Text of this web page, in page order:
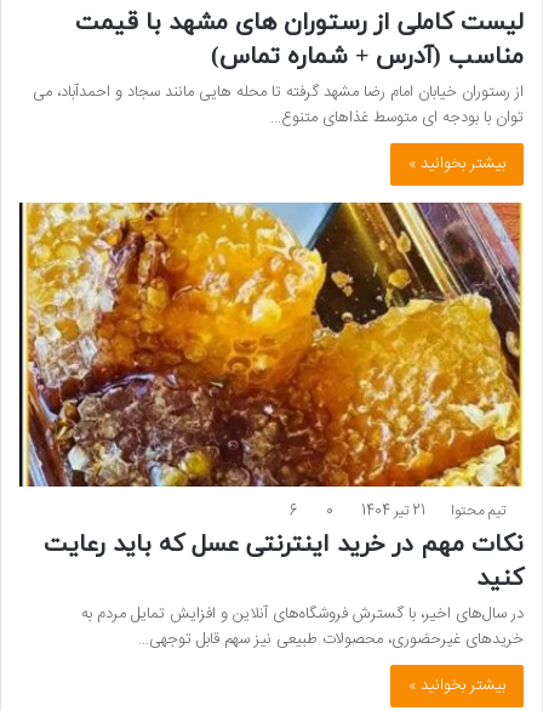
لیست کاملی از رستوران های مشهد با قیمت
مناسب (آدرس + شماره تماس)
از رستوران خیابان امام رضا مشهد گرفته تا محله هایی مانند سجاد و احمدآباد، می
توان با بودجه ای متوسط غذاهای متنوع…
بیشتر بخوانید »
تیم محتوا 21 تیر 1404 0
6
نکات مهم در خرید اینترنتی عسل که باید رعایت
کنید
در سال‌های اخیر، با گسترش فروشگاه‌های آنلاین و افزایش تمایل مردم به
خریدهای غیرحضوری، محصولات طبیعی نیز سهم قابل توجهی…
بیشتر بخوانید »